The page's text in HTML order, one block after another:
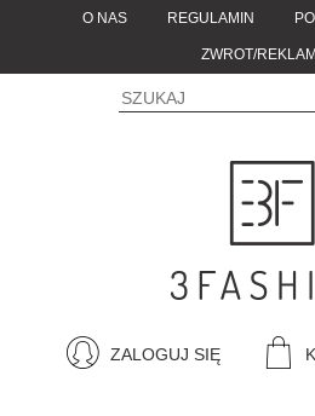
O NAS REGULAMIN
ZWROT/
ZALOGUJ SIĘ